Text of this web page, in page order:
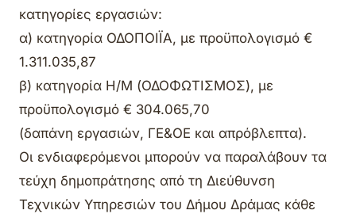
κατηγορίες εργασιών:
α) κατηγορία ΟΔΟΠΟΙΪΑ, με προϋπολογισμό €
1.311.035,87
β) κατηγορία Η/Μ (ΟΔΟΦΩΤΙΣΜΟΣ), με
προϋπολογισμό € 304.065,70
(δαπάνη εργασιών, ΓΕ&ΟΕ και απρόβλεπτα).
Οι ενδιαφερόμενοι μπορούν να παραλάβουν τα
τεύχη δημοπράτησης από τη Διεύθυνση
Τεχνικών Υπηρεσιών του Δήμου Δράμας κάθε